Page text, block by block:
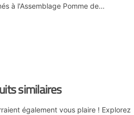
à l'Assemblage Pomme de…
similaires
également vous plaire ! Explorez